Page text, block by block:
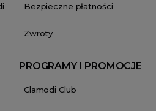
Bezpieczne płatności
Zwroty
PROGRAMY I PROMOCJE
Clamodi Club